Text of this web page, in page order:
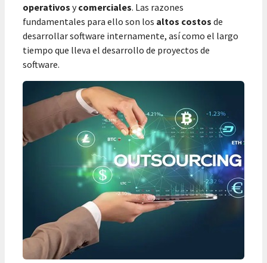
operativos ycomerciales. Las razones
fundamentales para ello son los altos costos de
desarrollar software internamente, así como el largo
tiempo que lleva el desarrollo de proyectos de
software.